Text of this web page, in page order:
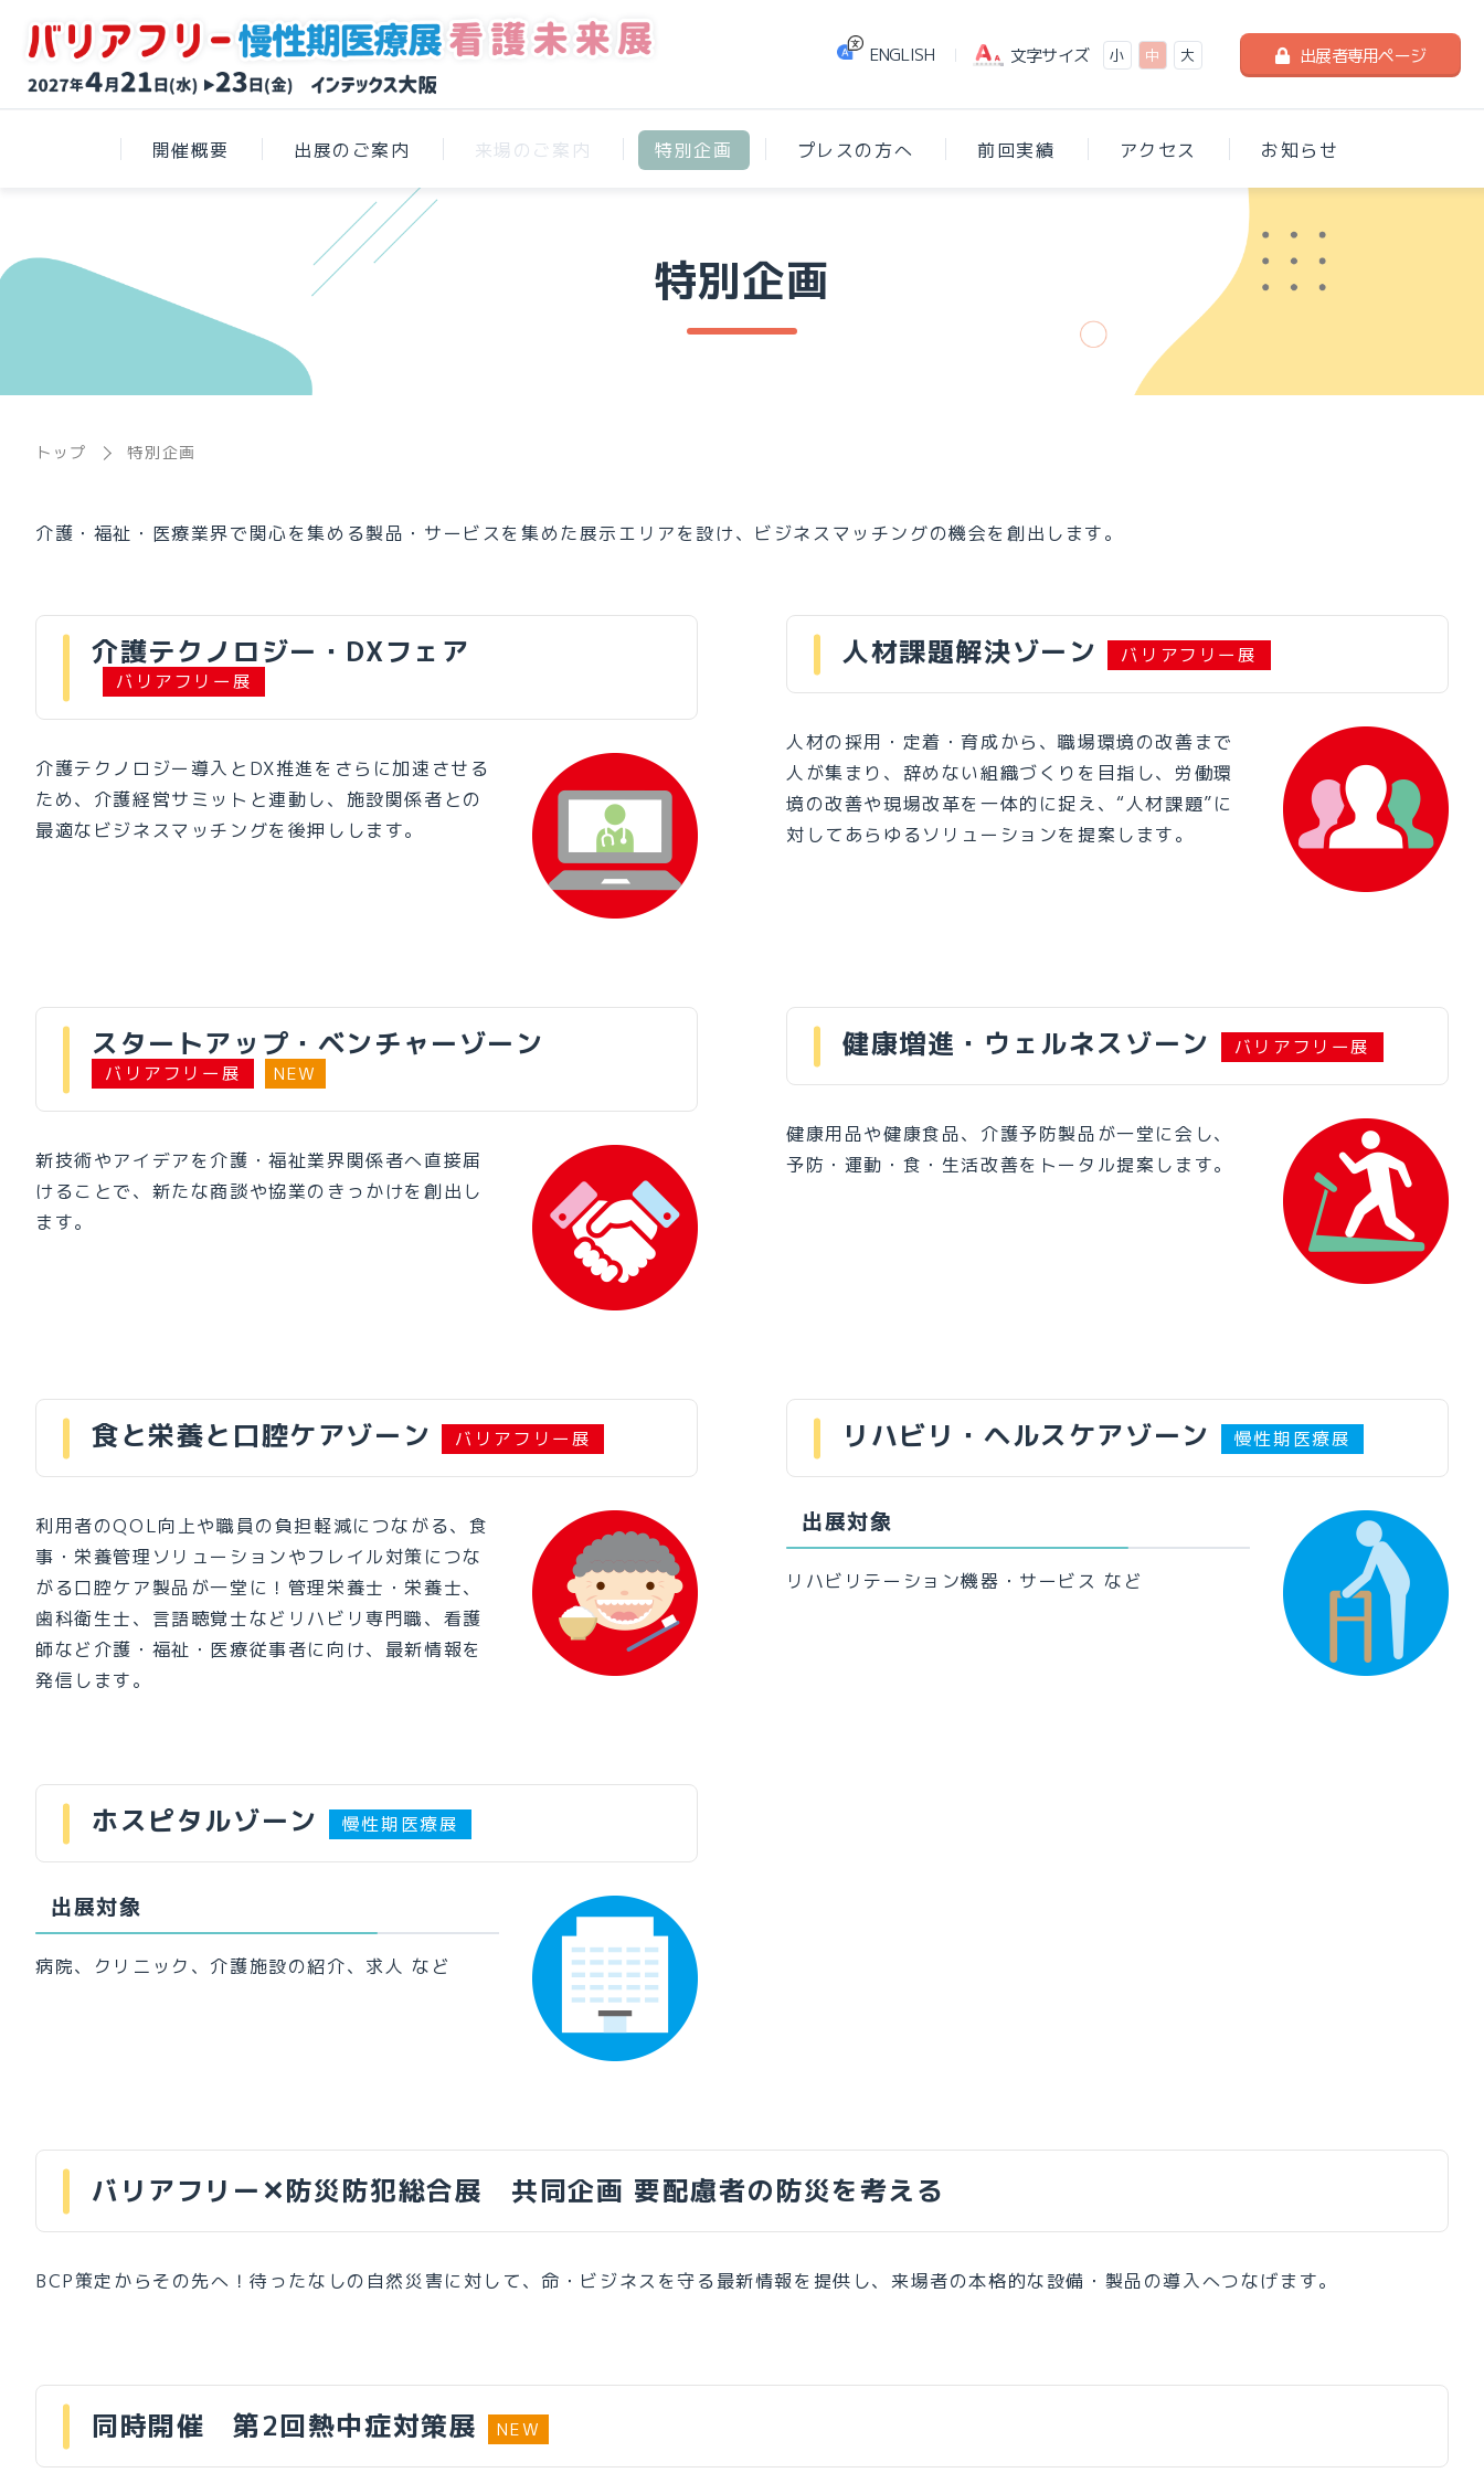
ENGLISH 文字サイズ 小 中 大 出展者専用ページ
開催概要 出展のご案内 来場のご案内 特別企画 プレスの方へ 前回実績 アクセス お知らせ
特別企画
トップ 特別企画
介護・福祉・医療業界で関心を集める製品・サービスを集めた展示エリアを設け、ビジネスマッチングの機会を創出します。
介護テクノロジー・DXフェア
バリアフリー展
介護テクノロジー導入とDX推進をさらに加速させる
ため、介護経営サミットと連動し、施設関係者との
最適なビジネスマッチングを後押しします。
人材課題解決ゾーン バリアフリー展
人材の採用・定着・育成から、職場環境の改善まで
人が集まり、辞めない組織づくりを目指し、労働環
境の改善や現場改革を一体的に捉え、“人材課題”に
対してあらゆるソリューションを提案します。
スタートアップ・ベンチャーゾーン
バリアフリー展 NEW
新技術やアイデアを介護・福祉業界関係者へ直接届
けることで、新たな商談や協業のきっかけを創出し
ます。
健康増進・ウェルネスゾーン バリアフリー展
健康用品や健康食品、介護予防製品が一堂に会し、
予防・運動・食・生活改善をトータル提案します。
食と栄養と口腔ケアゾーン バリアフリー展
利用者のQOL向上や職員の負担軽減につながる、食
事・栄養管理ソリューションやフレイル対策につな
がる口腔ケア製品が一堂に！管理栄養士・栄養士、
歯科衛生士、言語聴覚士などリハビリ専門職、看護
師など介護・福祉・医療従事者に向け、最新情報を
発信します。
リハビリ・ヘルスケアゾーン 慢性期医療展
出展対象
リハビリテーション機器・サービス など
ホスピタルゾーン 慢性期医療展
出展対象
病院、クリニック、介護施設の紹介、求人 など
バリアフリー✕防災防犯総合展 共同企画 要配慮者の防災を考える
BCP策定からその先へ！待ったなしの自然災害に対して、命・ビジネスを守る最新情報を提供し、来場者の本格的な設備・製品の導入へつなげます。
同時開催 第2回熱中症対策展 NEW